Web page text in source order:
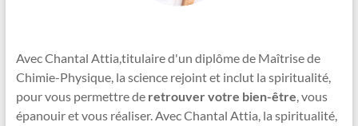
Avec Chantal Attia,titulaire d'un diplôme de Maîtrise de
Chimie-Physique, la science rejoint et inclut la spiritualité,
pour vous permettre de retrouver votre bien-être, vous
épanouir et vous réaliser. Avec Chantal Attia, la spiritualité,